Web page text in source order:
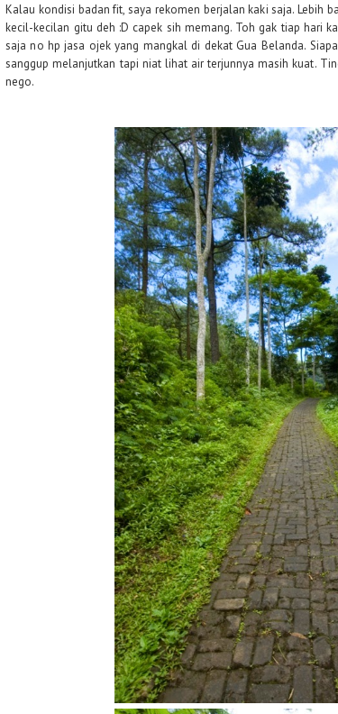
Kalau kondisi badan fit, saya rekomen berjalan kaki saja. Lebih
kecil-kecilan gitu deh :D capek sih memang. Toh gak tiap hari
saja no hp jasa ojek yang mangkal di dekat Gua Belanda.
sanggup melanjutkan tapi niat lihat air terjunnya masih kuat.
nego.